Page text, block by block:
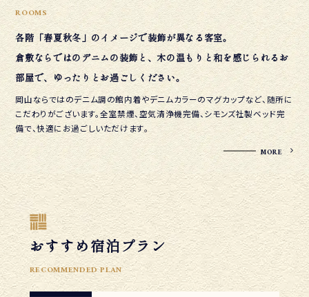
ROOMS
各階「春夏秋冬」のイメージで装飾が異なる客室。
倉敷ならではのデニムの装飾と、木の温もりと和を感じられるお
部屋で、ゆったりとお過ごしください。
岡山ならではのデニム調の館内着やデニムカラーのマグカップなど、随所に
こだわりがございます。全室禁煙、空気清浄機完備、シモンズ社製ベッド完
備で、快適にお過ごしいただけます。
MORE
おすすめ宿泊プラン
RECOMMENDED PLAN